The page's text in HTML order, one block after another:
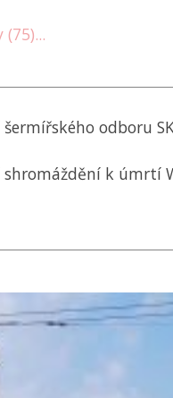
odboru
shromáždění k úmrtí